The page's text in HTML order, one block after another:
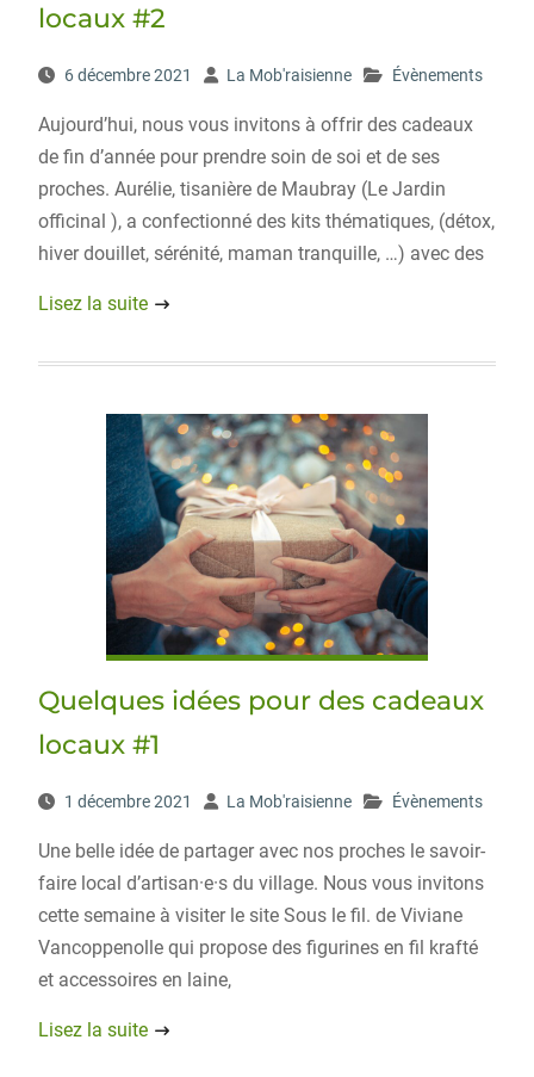
locaux #2
6 décembre 2021 La Mob'raisienne Évènements
Aujourd’hui, nous vous invitons à offrir des cadeaux
de fin d’année pour prendre soin de soi et de ses
proches. Aurélie, tisanière de Maubray (Le Jardin
officinal ), a confectionné des kits thématiques, (détox,
hiver douillet, sérénité, maman tranquille, …) avec des
Lisez la suite
Quelques idées pour des cadeaux
locaux #1
1 décembre 2021 La Mob'raisienne Évènements
Une belle idée de partager avec nos proches le savoir-
faire local d’artisan·e·s du village. Nous vous invitons
cette semaine à visiter le site Sous le fil. de Viviane
Vancoppenolle qui propose des figurines en fil krafté
et accessoires en laine,
Lisez la suite